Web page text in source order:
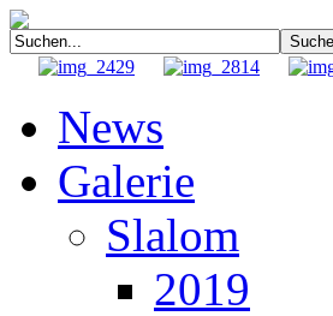
News
Galerie
Slalom
2019